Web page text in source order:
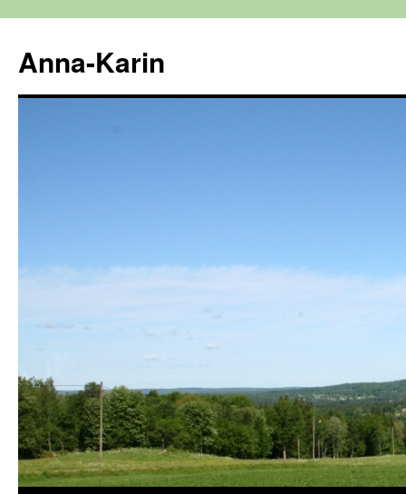
innehåll
Anna-Karin